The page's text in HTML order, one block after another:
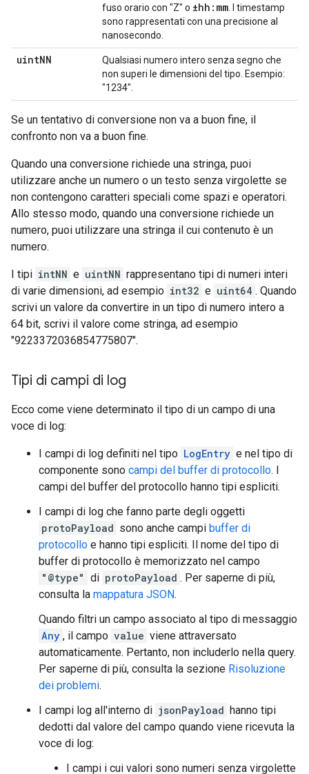
fuso orario con "Z" o ±hh:mm . I timestamp
sono rappresentati con una precisione al
nanosecondo.
uintNN
Qualsiasi numero intero senza segno che
non superi le dimensioni del tipo. Esempio:
"1234".
Se un tentativo di conversione non va a buon fine, il
confronto non va a buon fine.
Quando una conversione richiede una stringa, puoi
utilizzare anche un numero o un testo senza virgolette se
non contengono caratteri speciali come spazi e operatori.
Allo stesso modo, quando una conversione richiede un
numero, puoi utilizzare una stringa il cui contenuto è un
numero.
I tipi intNN e uintNN rappresentano tipi di numeri interi
di varie dimensioni, ad esempio int32 e uint64 . Quando
scrivi un valore da convertire in un tipo di numero intero a
64 bit, scrivi il valore come stringa, ad esempio
"9223372036854775807".
Tipi di campi di log
Ecco come viene determinato il tipo di un campo di una
voce di log:
I campi di log definiti nel tipo LogEntry e nel tipo di
componente sono campi del buffer di protocollo. I
campi del buffer del protocollo hanno tipi espliciti.
I campi di log che fanno parte degli oggetti
protoPayload sono anche campi buffer di
protocollo e hanno tipi espliciti. Il nome del tipo di
buffer di protocollo è memorizzato nel campo
"@type" di protoPayload . Per saperne di più,
consulta la mappatura JSON.
Quando filtri un campo associato al tipo di messaggio
Any , il campo value viene attraversato
automaticamente. Pertanto, non includerlo nella query.
Per saperne di più, consulta la sezione Risoluzione
dei problemi.
I campi log all'interno di jsonPayload hanno tipi
dedotti dal valore del campo quando viene ricevuta la
voce di log:
I campi i cui valori sono numeri senza virgolette